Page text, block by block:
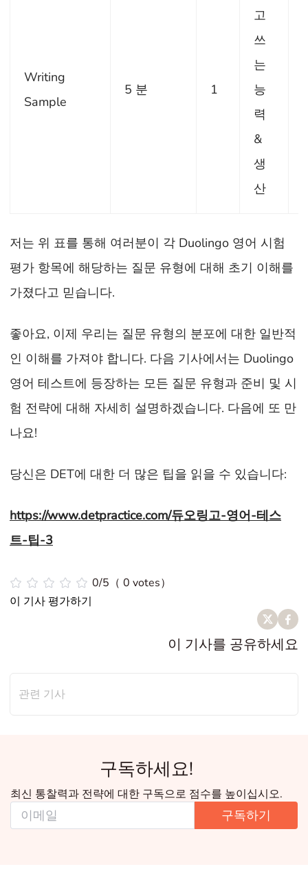
Writing
Sample
5 분 1
고
쓰
는
능
력
&
생
산
저는 위 표를 통해 여러분이 각 Duolingo 영어 시험
평가 항목에 해당하는 질문 유형에 대해 초기 이해를
가졌다고 믿습니다.
좋아요, 이제 우리는 질문 유형의 분포에 대한 일반적
인 이해를 가져야 합니다. 다음 기사에서는 Duolingo
영어 테스트에 등장하는 모든 질문 유형과 준비 및 시
험 전략에 대해 자세히 설명하겠습니다. 다음에 또 만
나요!
당신은 DET에 대한 더 많은 팁을 읽을 수 있습니다:
https://www.detpractice.com/듀오링고-영어-테스
트-팁-3
0/5（ 0 votes）
이 기사 평가하기
이 기사를 공유하세요
관련 기사
구독하세요!
최신 통찰력과 전략에 대한 구독으로 점수를 높이십시오.
구독하기